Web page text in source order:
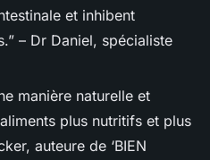
et inhibent
– Dr Daniel, spécialiste
manière naturelle et
plus nutritifs et plus
auteure de ‘BIEN